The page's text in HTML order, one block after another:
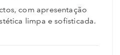
com apresentação
limpa e sofisticada.